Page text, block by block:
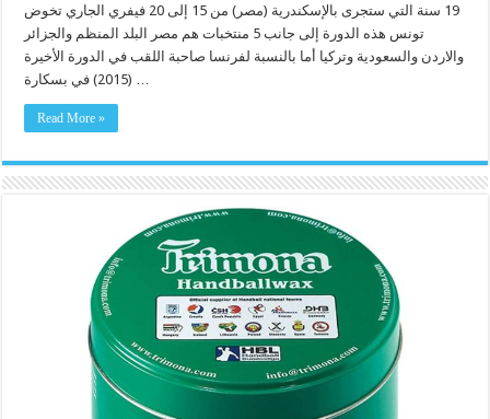
19 سنة التي ستجرى بالإسكندرية (مصر) من 15 إلى 20 فيفري الجاري تخوض
تونس هذه الدورة إلى جانب 5 منتخبات هم مصر البلد المنظم والجزائر
والاردن والسعودية وتركيا أما بالنسبة لفرنسا صاحبة اللقب في الدورة الأخيرة
Read More »